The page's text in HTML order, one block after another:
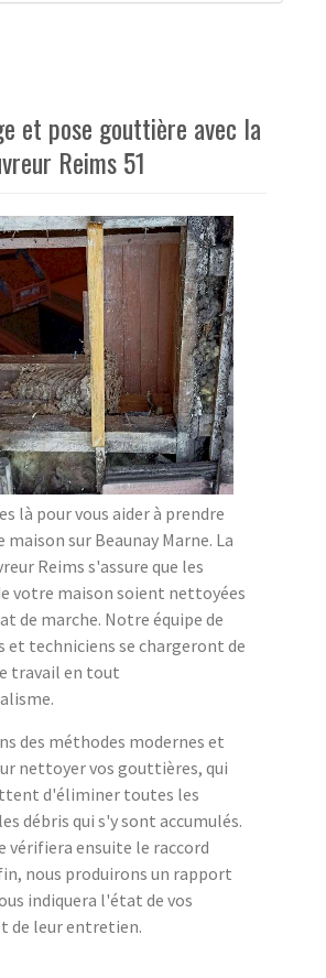
et pose gouttière avec la
Reims 51
là pour vous aider à prendre
maison sur Beaunay Marne. La
Reims s'assure que les
votre maison soient nettoyées
de marche. Notre équipe de
et techniciens se chargeront de
travail en tout
des méthodes modernes et
nettoyer vos gouttières, qui
d'éliminer toutes les
débris qui s'y sont accumulés.
vérifiera ensuite le raccord
nous produirons un rapport
indiquera l'état de vos
de leur entretien.